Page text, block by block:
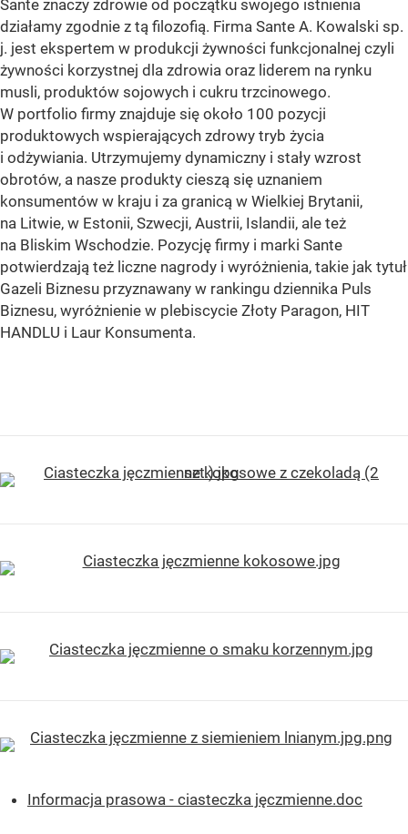
Sante znaczy zdrowie od początku swojego istnienia
działamy zgodnie z tą filozofią. Firma Sante A. Kowalski sp.
j. jest ekspertem w produkcji żywności funkcjonalnej czyli
żywności korzystnej dla zdrowia oraz liderem na rynku
musli, produktów sojowych i cukru trzcinowego.
W portfolio firmy znajduje się około 100 pozycji
produktowych wspierających zdrowy tryb życia
i odżywiania. Utrzymujemy dynamiczny i stały wzrost
obrotów, a nasze produkty cieszą się uznaniem
konsumentów w kraju i za granicą w Wielkiej Brytanii,
na Litwie, w Estonii, Szwecji, Austrii, Islandii, ale też
na Bliskim Wschodzie. Pozycję firmy i marki Sante
potwierdzają też liczne nagrody i wyróżnienia, takie jak tytuł
Gazeli Biznesu przyznawany w rankingu dziennika Puls
Biznesu, wyróżnienie w plebiscycie Złoty Paragon, HIT
HANDLU i Laur Konsumenta.
Informacja prasowa - ciasteczka jęczmienne.doc